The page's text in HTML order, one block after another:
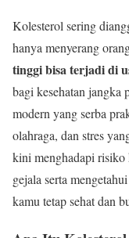
Kolesterol sering
hanya menyerang
tinggi bisa terjadi di
bagi kesehatan jangka
modern yang serba
olahraga, dan stres
kini menghadapi
gejala serta
kamu tetap sehat dan